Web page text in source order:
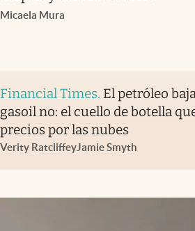
Micaela Mura
Financial Times. El petróleo
gasoil no: el cuello de botella
precios por las nubes
Verity RatcliffeyJamie Smyth